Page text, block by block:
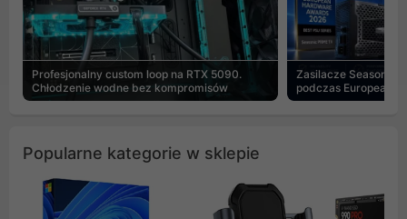
Profesjonalny custom loop na RTX 5090.
Chłodzenie wodne bez kompromisów
Zasilacze Seasonic
podczas European
Popularne kategorie w sklepie